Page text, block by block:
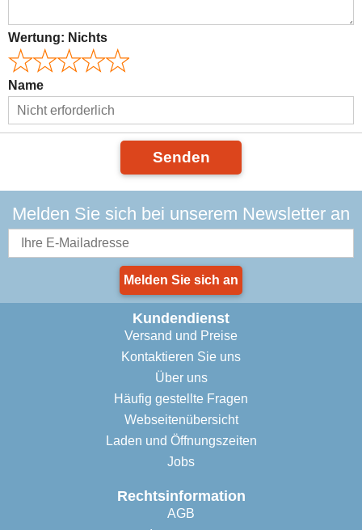
Wertung: Nichts
Name
Senden
Melden Sie sich bei unserem Newsletter an
Melden Sie sich an
Kundendienst
Versand und Preise
Kontaktieren Sie uns
Über uns
Häufig gestellte Fragen
Webseitenübersicht
Laden und Öffnungszeiten
Jobs
Rechtsinformation
AGB